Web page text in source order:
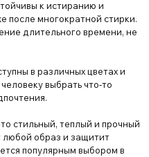
к истиранию и
после многократной стирки.
длительного времени, не
в различных цветах и
выбрать что-то
стильный, теплый и прочный
любой образ и защитит
популярным выбором в